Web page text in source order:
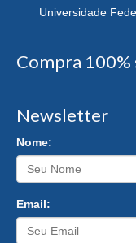
Universidade
Compra 100%
Newsletter
Nome:
Email: